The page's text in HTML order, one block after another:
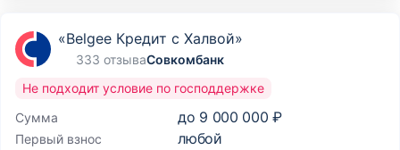
«Belgee Кредит с Халвой»
333 отзываСовкомбанк
Сумма до 9 000 000 ₽
Первый взнос любой
Не подходит условие по господдержке